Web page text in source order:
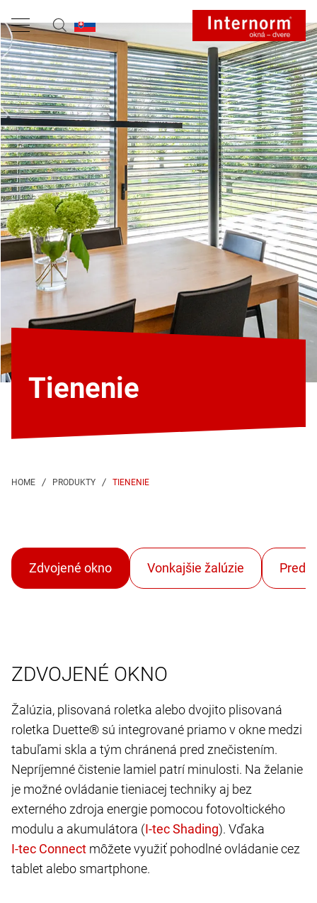
Tienenie
TIENENIE
ZDVOJENÉ OKNO
Žalúzia, plisovaná roletka alebo dvojito plisovaná
roletka Duette® sú integrované priamo v okne medzi
tabuľami skla a tým chránená pred znečistením.
Nepríjemné čistenie lamiel patrí minulosti. Na želanie
je možné ovládanie tieniacej techniky aj bez
externého zdroja energie pomocou fotovoltického
modulu a akumulátora (
). Vďaka
môžete využiť pohodlné ovládanie cez
tablet alebo smartphone.